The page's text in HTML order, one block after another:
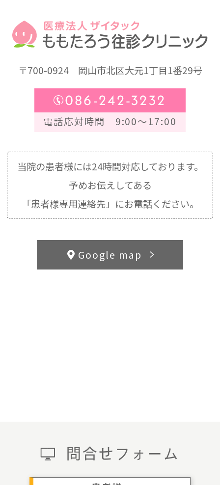
〒700-0924岡山市北区大元1丁目1番29号
086-242-3232
電話応対時間 9:00～17:00
当院の患者様には24時間対応しております。
予めお伝えしてある
「患者様専用連絡先」にお電話ください。
問合せフォーム
Google map